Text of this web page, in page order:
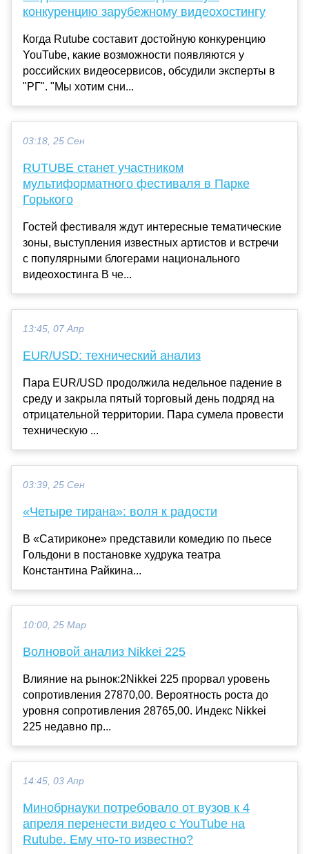
конкуренцию зарубежному видеохостингу
Когда Rutube составит достойную конкуренцию
YouTube, какие возможности появляются у
российских видеосервисов, обсудили эксперты в
"РГ". "Мы хотим сни...
03:18, 25 Сен
RUTUBE станет участником
мультиформатного фестиваля в Парке
Горького
Гостей фестиваля ждут интересные тематические
зоны, выступления известных артистов и встречи
с популярными блогерами национального
видеохостинга В че...
13:45, 07 Апр
EUR/USD: технический анализ
Пара EUR/USD продолжила недельное падение в
среду и закрыла пятый торговый день подряд на
отрицательной территории. Пара сумела провести
техническую ...
03:39, 25 Сен
«Четыре тирана»: воля к радости
В «Сатириконе» представили комедию по пьесе
Гольдони в постановке худрука театра
Константина Райкина...
10:00, 25 Мар
Волновой анализ Nikkei 225
Влияние на рынок:2Nikkei 225 прорвал уровень
сопротивления 27870,00. Вероятность роста до
уровня сопротивления 28765,00. Индекс Nikkei
225 недавно пр...
14:45, 03 Апр
Минобрнауки потребовало от вузов к 4
апреля перенести видео с YouTube на
Rutube. Ему что-то известно?